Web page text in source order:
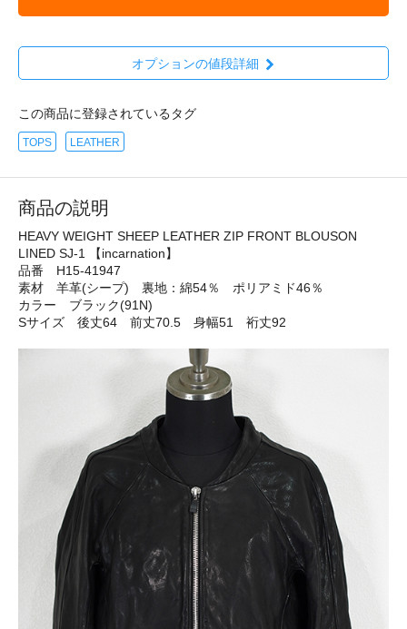
オプションの値段詳細
この商品に登録されているタグ
TOPS LEATHER
商品の説明
HEAVY WEIGHT SHEEP LEATHER ZIP FRONT BLOUSON
LINED SJ-1 【incarnation】
品番 H15-41947
素材 羊革(シープ) 裏地：綿54％ ポリアミド46％
カラー ブラック(91N)
Sサイズ 後丈64 前丈70.5 身幅51 裄丈92